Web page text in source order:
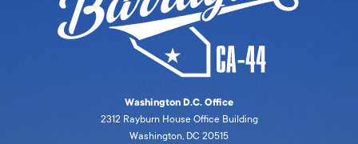
Washington D.C. Office
2312 Rayburn House Office Building
Washington, DC 20515